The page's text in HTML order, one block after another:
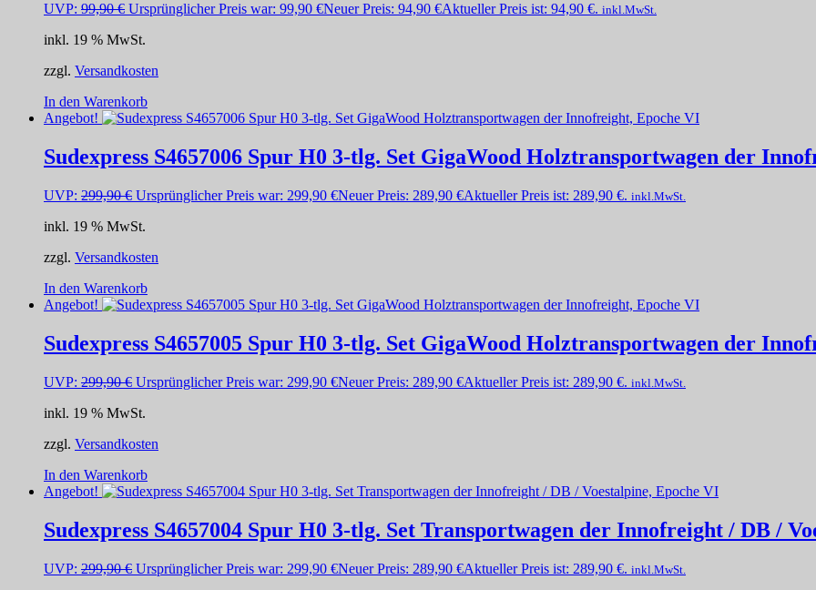
UVP: 99,90€ Ursprünglicher Preis war: 99,90 €Neuer Preis: 94,90 €Aktueller Preis ist: 94,90 €. inkl.MwSt.
inkl. 19 % MwSt.
zzgl. Versandkosten
In den Warenkorb
Angebot!
Sudexpress S4657006 Spur H0 3-tlg. Set GigaWood Holztransportwagen der
UVP: 299,90€ Ursprünglicher Preis war: 299,90 €Neuer Preis: 289,90 €Aktueller Preis ist: 289,90 €. inkl.MwSt.
inkl. 19 % MwSt.
zzgl. Versandkosten
In den Warenkorb
Angebot!
Sudexpress S4657005 Spur H0 3-tlg. Set GigaWood Holztransportwagen der
UVP: 299,90€ Ursprünglicher Preis war: 299,90 €Neuer Preis: 289,90 €Aktueller Preis ist: 289,90 €. inkl.MwSt.
inkl. 19 % MwSt.
zzgl. Versandkosten
In den Warenkorb
Angebot!
Sudexpress S4657004 Spur H0 3-tlg. Set Transportwagen der Innofreight / DB /
UVP: 299,90€ Ursprünglicher Preis war: 299,90 €Neuer Preis: 289,90 €Aktueller Preis ist: 289,90 €. inkl.MwSt.